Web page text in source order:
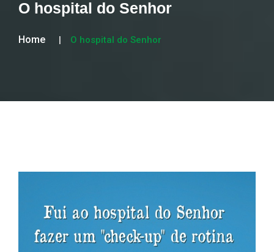
O hospital do Senhor
Home O hospital do Senhor